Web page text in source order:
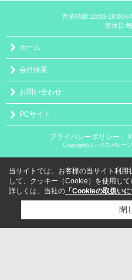
営業時間:10:00-19:00※
定休日:
ホーム
会社概要
お問い合わせ
PCサイト
プライバシーポリシー
Copyright(c) ハウスガレー
当サイトでは、お客様の当サイト利用
して、クッキー（Cookie）を使用して
詳しくは、当社の 「Cookieの取扱いに
閉